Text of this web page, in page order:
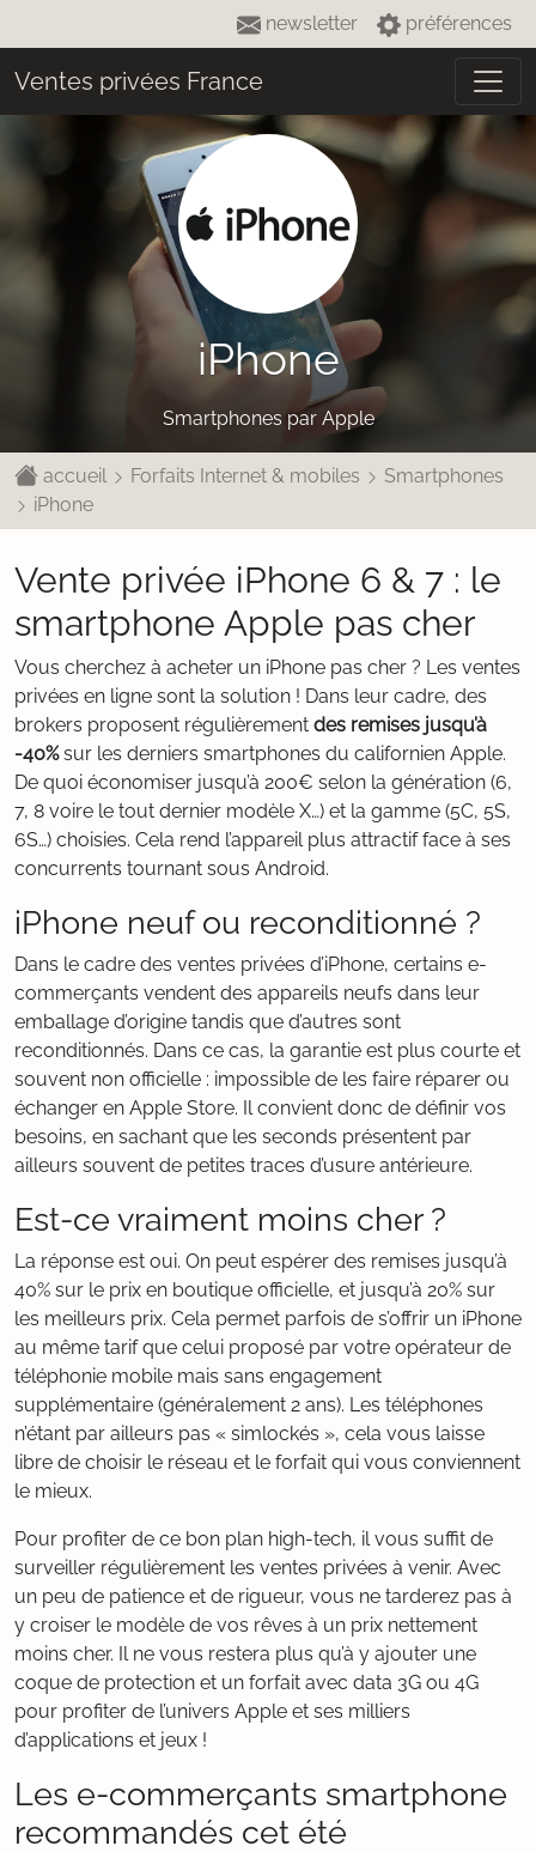
newsletter préférences
Ventes privées France
iPhone
Smartphones par Apple
accueil Forfaits Internet & mobiles
Smartphones
iPhone
Vente privée iPhone 6 & 7 : le
smartphone Apple pas cher
Vous cherchez à acheter un iPhone pas cher ? Les ventes
privées en ligne sont la solution ! Dans leur cadre, des
brokers proposent régulièrement des remises jusqu’à
-40%sur les derniers smartphones du californien Apple.
De quoi économiser jusqu’à 200€ selon la génération (6,
7, 8 voire le tout dernier modèle X…) et la gamme (5C, 5S,
6S…) choisies. Cela rend l’appareil plus attractif face à ses
concurrents tournant sous Android.
iPhone neuf ou reconditionné ?
Dans le cadre des ventes privées d’iPhone, certains e-
commerçants vendent des appareils neufs dans leur
emballage d’origine tandis que d’autres sont
reconditionnés. Dans ce cas, la garantie est plus courte et
souvent non officielle : impossible de les faire réparer ou
échanger en Apple Store. Il convient donc de définir vos
besoins, en sachant que les seconds présentent par
ailleurs souvent de petites traces d’usure antérieure.
Est-ce vraiment moins cher ?
La réponse est oui. On peut espérer des remises jusqu’à
40% sur le prix en boutique officielle, et jusqu’à 20% sur
les meilleurs prix. Cela permet parfois de s’offrir un iPhone
au même tarif que celui proposé par votre opérateur de
téléphonie mobile mais sans engagement
supplémentaire (généralement 2 ans). Les téléphones
n’étant par ailleurs pas « simlockés », cela vous laisse
libre de choisir le réseau et le forfait qui vous conviennent
le mieux.
Pour profiter de ce bon plan high-tech, il vous suffit de
surveiller régulièrement les ventes privées à venir. Avec
un peu de patience et de rigueur, vous ne tarderez pas à
y croiser le modèle de vos rêves à un prix nettement
moins cher. Il ne vous restera plus qu’à y ajouter une
coque de protection et un forfait avec data 3G ou 4G
pour profiter de l’univers Apple et ses milliers
d’applications et jeux !
Les e-commerçants smartphone
recommandés cet été